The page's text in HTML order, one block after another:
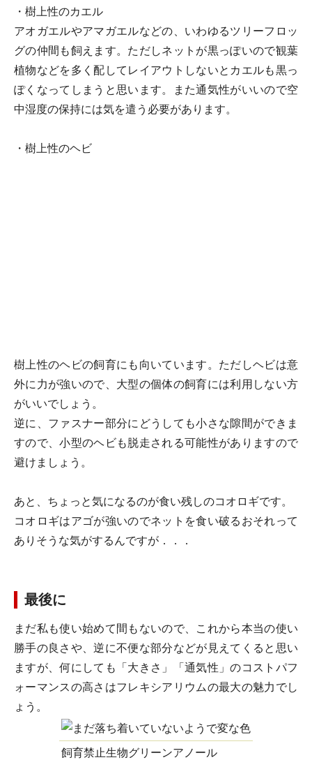
・樹上性のカエル
アオガエルやアマガエルなどの、いわゆるツリーフロッ
グの仲間も飼えます。ただしネットが黒っぽいので観葉
植物などを多く配してレイアウトしないとカエルも黒っ
ぽくなってしまうと思います。また通気性がいいので空
中湿度の保持には気を遣う必要があります。
・樹上性のヘビ
樹上性のヘビの飼育にも向いています。ただしヘビは意
外に力が強いので、大型の個体の飼育には利用しない方
がいいでしょう。
逆に、ファスナー部分にどうしても小さな隙間ができま
すので、小型のヘビも脱走される可能性がありますので
避けましょう。
あと、ちょっと気になるのが食い残しのコオロギです。
コオロギはアゴが強いのでネットを食い破るおそれって
ありそうな気がするんですが．．．
最後に
まだ私も使い始めて間もないので、これから本当の使い
勝手の良さや、逆に不便な部分などが見えてくると思い
ますが、何にしても「大きさ」「通気性」のコストパフ
ォーマンスの高さはフレキシアリウムの最大の魅力でし
ょう。
飼育禁止生物グリーンアノール